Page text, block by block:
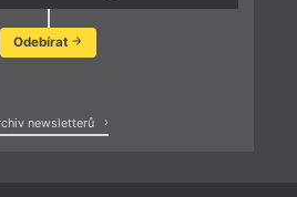
Odebírat
newsletterů